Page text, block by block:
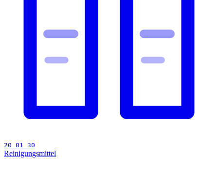
20 01 30
Reinigungsmittel